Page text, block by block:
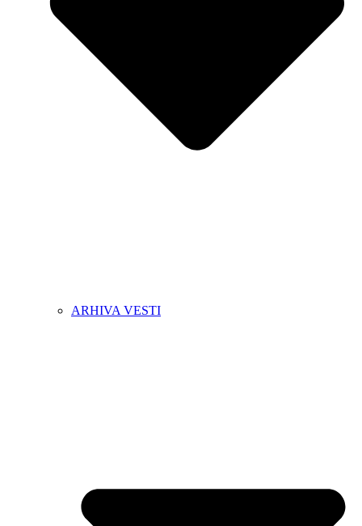
ARHIVA VESTI